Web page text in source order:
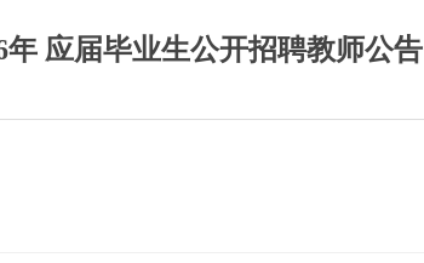
应届毕业生公开招聘教师公告